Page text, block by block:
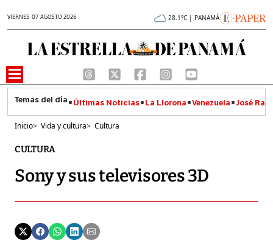
VIERNES 07 AGOSTO 2026 28.1°C | PANAMÁ
Últimas Noticias La Llorona Venezuela José
Inicio> Vida y cultura> Cultura
CULTURA
Sony y sus televisores 3D